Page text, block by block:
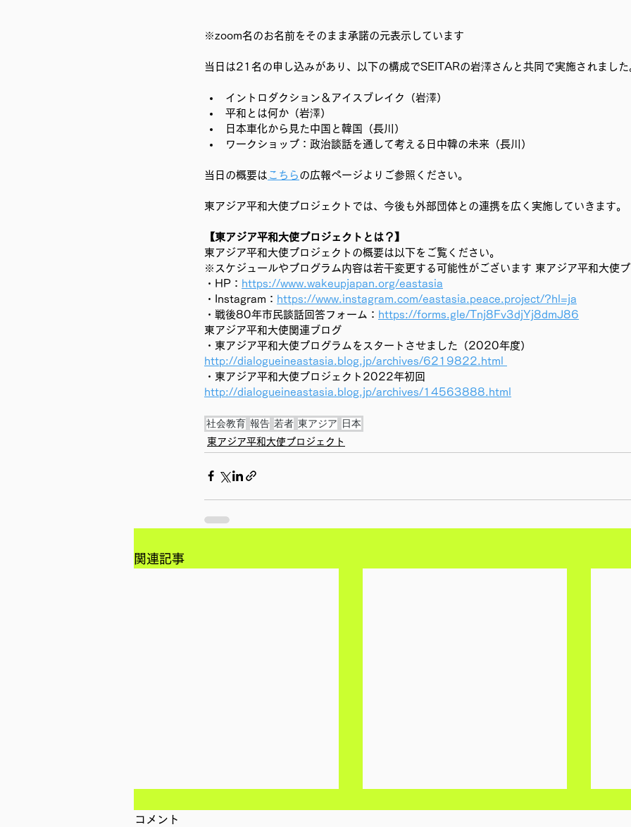
※zoom名のお名前をそのまま承諾の元表示しています
当日は21名の申し込みがあり、以下の構成でSEITARの岩澤さんと共同で実施されました
イントロダクション＆アイスブレイク（岩澤）
平和とは何か（岩澤）
日本車化から見た中国と韓国（長川）
ワークショップ：政治談話を通して考える日中韓の未来（長川）
当日の概要は こちら の広報ページよりご参照ください。
東アジア平和大使プロジェクトでは、今後も外部団体との連携を広く実施していきます。
【東アジア平和大使プロジェクトとは？】
東アジア平和大使プロジェクトの概要は以下をご覧ください。
※スケジュールやプログラム内容は若干変更する可能性がございます 東アジア平和大使
・HP： https://www.wakeupjapan.org/eastasia
・Instagram： https://www.instagram.com/eastasia.peace.project/?hl=ja
・戦後80年市民談話回答フォーム： https://forms.gle/Tnj8Fv3djYj8dmJ86
東アジア平和大使関連ブログ
・東アジア平和大使プログラムをスタートさせました（2020年度）
http://dialogueineastasia.blog.jp/archives/6219822.html
・東アジア平和大使プロジェクト2022年初回
http://dialogueineastasia.blog.jp/archives/14563888.html
社会教育 報告 若者 東アジア 日本
東アジア平和大使プロジェクト
関連記事
コメント